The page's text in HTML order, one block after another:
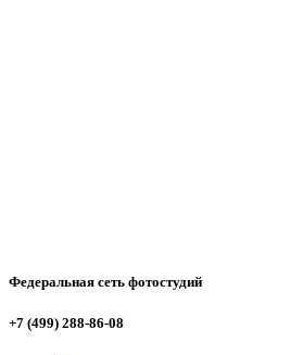
Федеральная сеть фотостудий
+7 (499) 288-86-08